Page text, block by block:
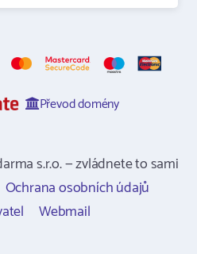
Převod domény
s.r.o. — zvládnete to sami
Ochrana osobních údajů
Webmail